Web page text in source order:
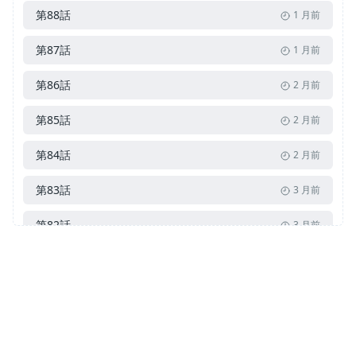
第88話 1 月前
第87話 1 月前
第86話 2 月前
第85話 2 月前
第84話 2 月前
第83話 3 月前
第82話 3 月前